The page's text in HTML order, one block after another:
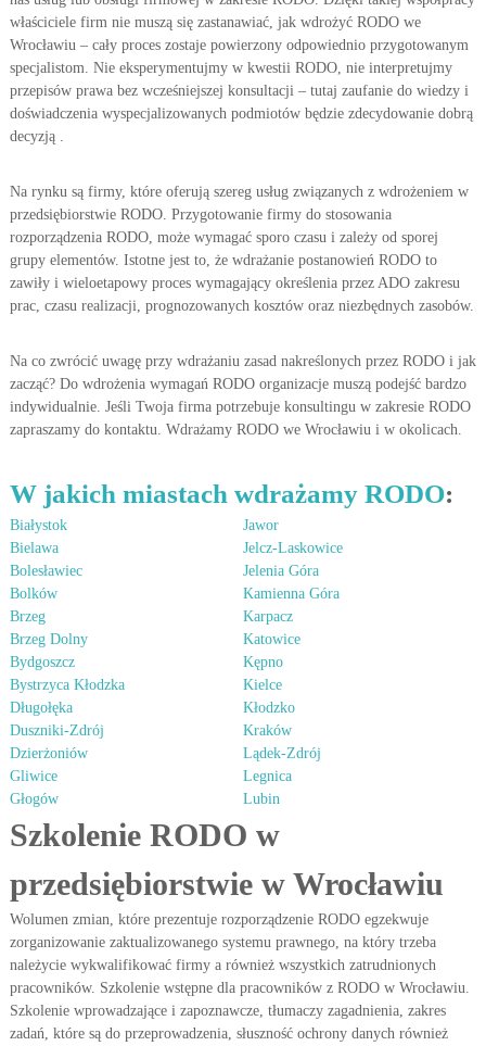
właściciele firm nie muszą się zastanawiać, jak wdrożyć RODO we
Wrocławiu – cały proces zostaje powierzony odpowiednio przygotowanym
specjalistom. Nie eksperymentujmy w kwestii RODO, nie interpretujmy
przepisów prawa bez wcześniejszej konsultacji – tutaj zaufanie do wiedzy i
doświadczenia wyspecjalizowanych podmiotów będzie zdecydowanie dobrą
decyzją .
Na rynku są firmy, które oferują szereg usług związanych z wdrożeniem w
przedsiębiorstwie RODO. Przygotowanie firmy do stosowania
rozporządzenia RODO, może wymagać sporo czasu i zależy od sporej
grupy elementów. Istotne jest to, że wdrażanie postanowień RODO to
zawiły i wieloetapowy proces wymagający określenia przez ADO zakresu
prac, czasu realizacji, prognozowanych kosztów oraz niezbędnych zasobów.
Na co zwrócić uwagę przy wdrażaniu zasad nakreślonych przez RODO i jak
zacząć? Do wdrożenia wymagań RODO organizacje muszą podejść bardzo
indywidualnie. Jeśli Twoja firma potrzebuje konsultingu w zakresie RODO
zapraszamy do kontaktu. Wdrażamy RODO we Wrocławiu i w okolicach.
W jakich miastach wdrażamy RODO:
Białystok
Bielawa
Bolesławiec
Bolków
Brzeg
Brzeg Dolny
Bydgoszcz
Bystrzyca Kłodzka
Długołęka
Duszniki-Zdrój
Dzierżoniów
Gliwice
Głogów
Jawor
Jelcz-Laskowice
Jelenia Góra
Kamienna Góra
Karpacz
Katowice
Kępno
Kielce
Kłodzko
Kraków
Lądek-Zdrój
Legnica
Lubin
Szkolenie RODO w
przedsiębiorstwie w Wrocławiu
Wolumen zmian, które prezentuje rozporządzenie RODO egzekwuje
zorganizowanie zaktualizowanego systemu prawnego, na który trzeba
należycie wykwalifikować firmy a również wszystkich zatrudnionych
pracowników. Szkolenie wstępne dla pracowników z RODO w Wrocławiu.
Szkolenie wprowadzające i zapoznawcze, tłumaczy zagadnienia, zakres
zadań, które są do przeprowadzenia, słuszność ochrony danych również